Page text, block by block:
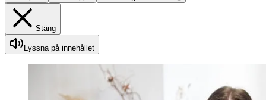
Stäng
Lyssna på innehållet